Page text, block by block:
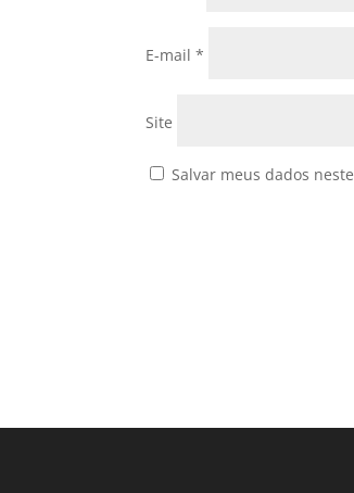
E-mail*
Site
Salvar meus dados